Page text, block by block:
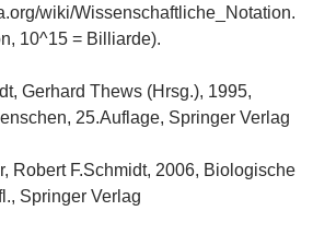
wiki/Wissenschaftliche_Notation.
10^15 = Billiarde).
Gerhard Thews (Hrsg.), 1995,
25.Auflage, Springer Verlag
Robert F.Schmidt, 2006, Biologische
Springer Verlag